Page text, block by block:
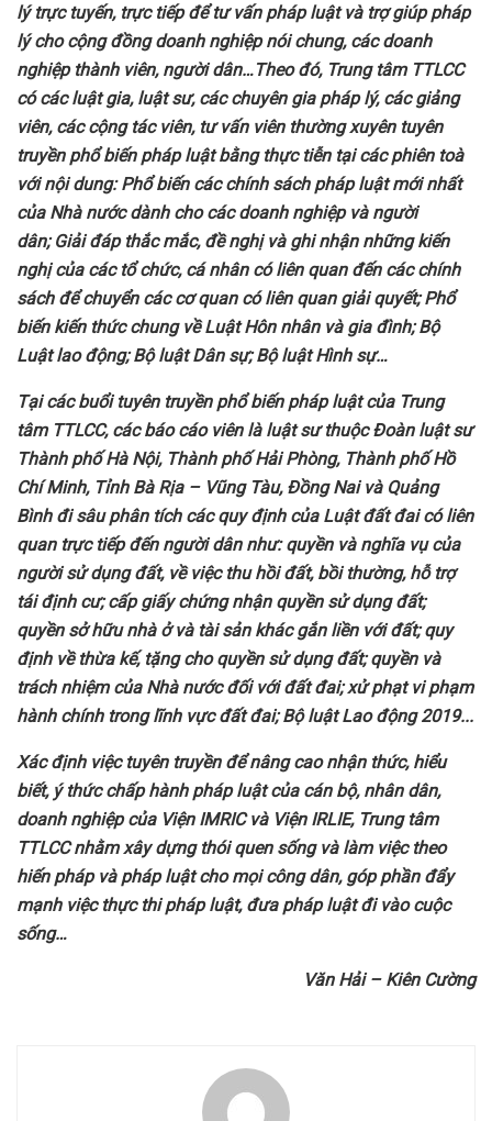
lý trực tuyến, trực tiếp đểtư vấn pháp luật và trợ giúp pháp
lýcho cộng đồng doanh nghiệp nói chung, các doanh
nghiệp thành viên, người dân…Theo đó, Trung tâm TTLCC
cócác luậtgia, luật sư, các chuyên gia pháp lý, các giảng
viên, các cộng tác viên, tư vấn viên thườngxuyên tuyên
truyền phổ biến pháp luật bằng thực tiễn tại các phiên toà
với nội dung: Phổ biến các chính sách pháp luật mới nhất
của Nhà nước dành chocác doanh nghiệp và người
dân; Giải đáp thắc mắc, đề nghị và ghi nhận những kiến
nghị của cáctổ chức, cá nhân có liên quan đến các chính
sách để chuyển các cơ quan có liên quan giải quyết; Phổ
biến kiến thức chung vềLuật Hôn nhân và gia đình; Bộ
Luật lao động; Bộ luật Dân sự; Bộ luật Hình sự…
Tạicác buổi tuyên truyền phổ biến pháp luật của Trung
tâm TTLCC, cácbáo cáo viên làluật sư thuộc Đoàn luật sư
Thành phố Hà Nội, Thành phố Hải Phòng, Thành phố Hồ
Chí Minh, Tỉnh Bà Rịa – Vũng Tàu, Đồng Nai và Quảng
Bình đi sâu phân tích các quy định của Luật đất đai có liên
quan trực tiếp đến người dân như: quyền và nghĩa vụ của
người sử dụng đất, về việc thu hồi đất, bồi thường, hỗ trợ
tái định cư; cấp giấy chứng nhận quyền sử dụng đất;
quyền sở hữu nhà ở và tài sản khác gắn liền với đất; quy
định về thừa kế, tặng cho quyền sử dụng đất; quyền và
trách nhiệm của Nhà nước đối với đất đai; xử phạt vi phạm
hành chính trong lĩnh vực đất đai; Bộ luật Lao động 2019...
Xácđịnh việc tuyên truyền để nâng cao nhận thức, hiểu
biết, ý thức chấp hành pháp luật của cán bộ, nhân dân,
doanhnghiệp của Viện IMRIC và Viện IRLIE, Trung tâm
TTLCC nhằmxây dựng thói quen sống và làm việc theo
hiến pháp và pháp luật cho mọi công dân, góp phần đẩy
mạnh việc thực thi pháp luật, đưa pháp luật đi vào cuộc
sống…
Văn Hải – Kiên Cường